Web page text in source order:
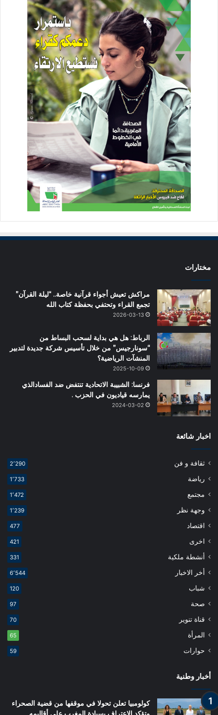
مختارات
مراكش تعيش أجواء قرآنية خاصة.. “ليلة القرآن”
تجمع القراء وتحتفي بحفظة كتاب الله
2026-03-13
الرباط: هل هي بداية لسحب البساط من
“سونارجيس” من خلال تأسيس شركة جديدة لتدبير
المنشآت الرياضية؟
2025-10-09
فرنسا: الشبيبة الاتحادية تنتفض ضد الفسادالذي
يمارسه قياديون في الحزب .
2024-03-02
اخبار شائعة
ثقافة و فن 2٬290
رياضة 1٬733
مجتمع 1٬472
وجهة نظر 1٬239
اقتصاد 477
اخرى 421
أنشطة ملكية 331
أخر الاخبار 6٬544
شباب 120
صحة 97
قناة تنوير 70
المرأة 65
حوارات 59
أخبار وطنية
كولومبيا تعلن تحولا في موقفها من قضية الصحراء